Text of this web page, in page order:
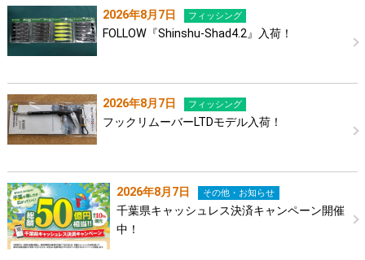
2026年8月7日 フィッシング
FOLLOW『Shinshu-Shad4.2』入荷！
2026年8月7日 フィッシング
フックリムーバーLTDモデル入荷！
2026年8月7日 その他・お知らせ
千葉県キャッシュレス決済キャンペーン開催
中！